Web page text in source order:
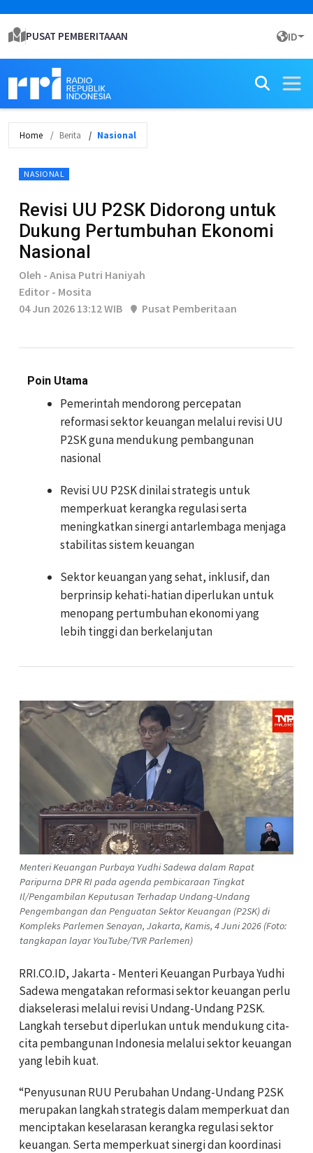
PUSAT PEMBERITAAAN ID
Home Berita Nasional
NASIONAL
Revisi UU P2SK Didorong untuk
Dukung Pertumbuhan Ekonomi
Nasional
Oleh - Anisa Putri Haniyah
Editor - Mosita
04 Jun 2026 13:12 WIB
Pusat Pemberitaan
Poin Utama
Pemerintah mendorong percepatan
reformasi sektor keuangan melalui revisi UU
P2SK guna mendukung pembangunan
nasional
Revisi UU P2SK dinilai strategis untuk
memperkuat kerangka regulasi serta
meningkatkan sinergi antarlembaga menjaga
stabilitas sistem keuangan
Sektor keuangan yang sehat, inklusif, dan
berprinsip kehati-hatian diperlukan untuk
menopang pertumbuhan ekonomi yang
lebih tinggi dan berkelanjutan
Menteri Keuangan Purbaya Yudhi Sadewa dalam Rapat
Paripurna DPR RI pada agenda pembicaraan Tingkat
Il/Pengambilan Keputusan Terhadap Undang-Undang
Pengembangan dan Penguatan Sektor Keuangan (P2SK) di
Kompleks Parlemen Senayan, Jakarta, Kamis, 4 Juni 2026 (Foto:
tangkapan layar YouTube/TVR Parlemen)
RRI.CO.ID, Jakarta - Menteri Keuangan Purbaya Yudhi
Sadewa mengatakan reformasi sektor keuangan perlu
diakselerasi melalui revisi Undang-Undang P2SK.
Langkah tersebut diperlukan untuk mendukung cita-
cita pembangunan Indonesia melalui sektor keuangan
yang lebih kuat.
“Penyusunan RUU Perubahan Undang-Undang P2SK
merupakan langkah strategis dalam memperkuat dan
menciptakan keselarasan kerangka regulasi sektor
keuangan. Serta memperkuat sinergi dan koordinasi